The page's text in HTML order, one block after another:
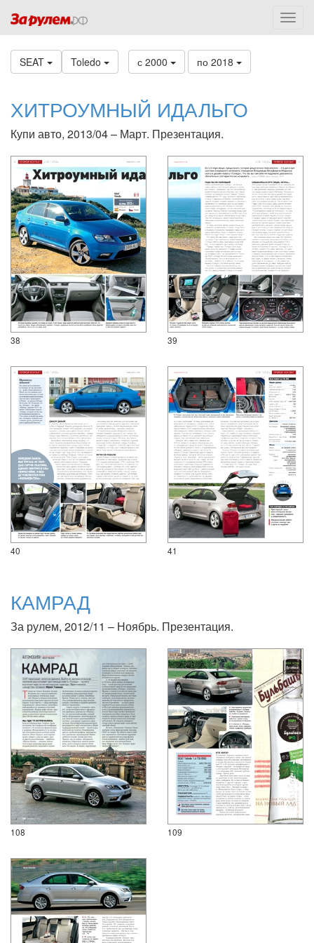
SEAT Toledo с 2000 по 2018
ХИТРОУМНЫЙ ИДАЛЬГО
Купи авто, 2013/04 – Март. Презентация.
38 39
40 41
КАМРАД
За рулем, 2012/11 – Ноябрь. Презентация.
108 109